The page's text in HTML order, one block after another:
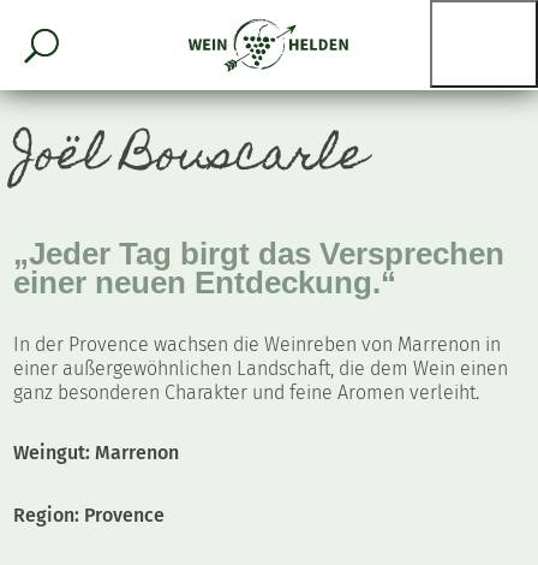
Joël Bouscarle
„Jeder Tag birgt das Versprechen
einer neuen Entdeckung.“
In der Provence wachsen die Weinreben von Marrenon in
einer außergewöhnlichen Landschaft, die dem Wein einen
ganz besonderen Charakter und feine Aromen verleiht.
Weingut: Marrenon
Region: Provence